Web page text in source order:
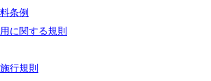
条例
に関する規則
行規則